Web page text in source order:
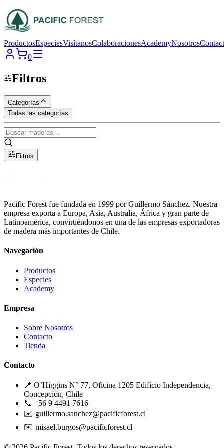
ProductosEspeciesVisítanosColaboracionesAcademyNosotros
0
Filtros
Categorías
Todas las categorías
Filtros
Pacific Forest fue fundada en 1999 por Guillermo Sánchez. Nuestra
empresa exporta a Europa, Asia, Australia, África y gran parte de
Latinoamérica, convirtiéndonos en una de las empresas exportadoras
de madera más importantes de Chile.
Navegación
Productos
Especies
Academy
Empresa
Sobre Nosotros
Contacto
Tienda
Contacto
📍 O’Higgins N° 77, Oficina 1205 Edificio Independencia,
Concepción, Chile
📞 +56 9 4491 7616
✉️ guillermo.sanchez@pacificforest.cl
✉️ misael.burgos@pacificforest.cl